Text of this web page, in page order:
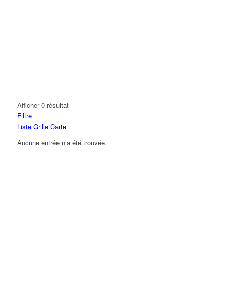
Afficher 0 résultat
Filtre
Liste Grille Carte
Aucune entrée n’a été trouvée.